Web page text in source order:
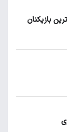
بازیکنان